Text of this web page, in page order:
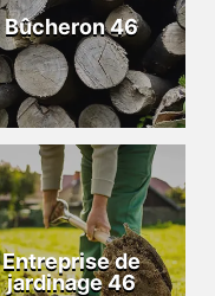
Bûcheron 46
Entreprise de
jardinage 46